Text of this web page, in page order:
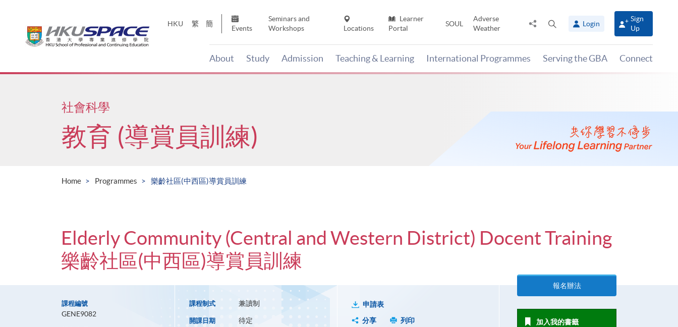
HKU 繁 簡
Events
Seminars and
Workshops
Locations
Learner
Portal
SOUL
Adverse
Weather
Share
panel
Login
Sign
Up
About Study Admission Teaching & Learning International Programmes Serving the GBA Connect
Main
社會科學
教育 (導賞員訓練)
Home Programmes 樂齡社區(中西區)導賞員訓練
Elderly Community (Central and Western District) Docent Training
樂齡社區(中西區)導賞員訓練
課程編號
GENE9082
課程制式 兼讀制
開課日期 待定
申請表
分享
列印
報名辦法
加入我的書籤